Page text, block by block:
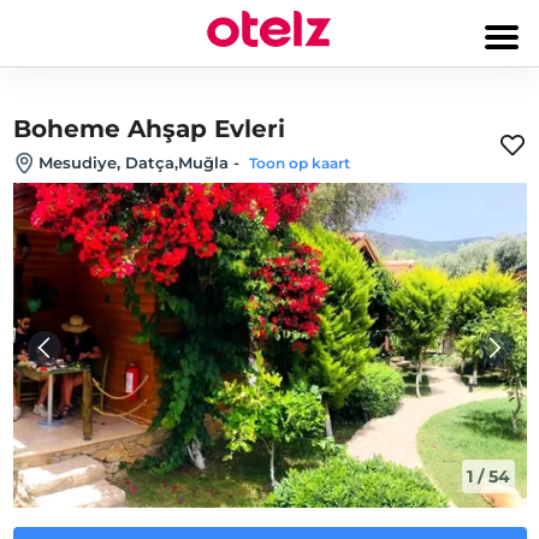
Boheme Ahşap Evleri
Mesudiye, Datça,Muğla - Toon op kaart
1 /54